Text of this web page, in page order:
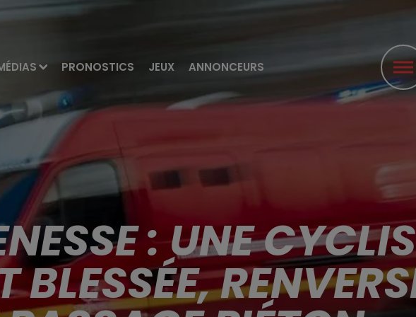
PRONOSTICS JEUX ANNONCEURS
: UNE
BLESSÉE,